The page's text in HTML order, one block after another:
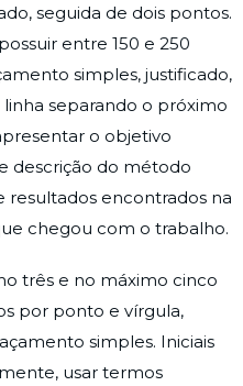
seguida de dois pontos.
entre 150 e 250
simples, justificado,
separando o próximo
o objetivo
descrição do método
resultados encontrados na
chegou com o trabalho.
três e no máximo cinco
por ponto e vírgula,
simples. Iniciais
usar termos